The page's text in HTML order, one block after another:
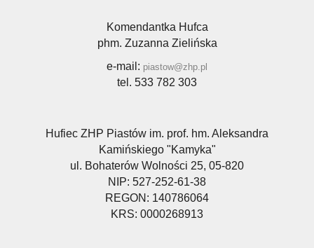
Komendantka Hufca
phm. Zuzanna Zielińska
e-mail: piastow@zhp.pl
tel. 533 782 303
Hufiec ZHP Piastów im. prof. hm. Aleksandra
Kamińskiego "Kamyka"
ul. Bohaterów Wolności 25, 05-820
NIP: 527-252-61-38
REGON: 140786064
KRS: 0000268913